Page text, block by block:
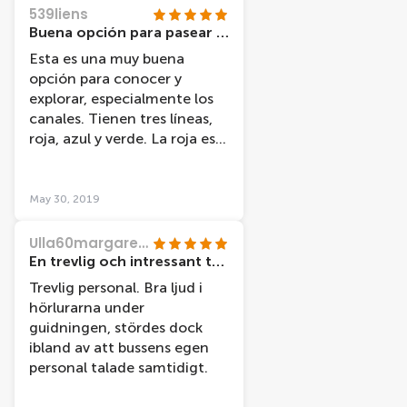
etc. Muy recomendable¡¡¡
539liens
Buena opción para pasear por lo canales!
Esta es una muy buena
opción para conocer y
explorar, especialmente los
canales. Tienen tres líneas,
roja, azul y verde. La roja es
sólo tuvimos tiempo para los
relajante. Creo es la mejor
manera de recorrer los
canales. Los botes son
cómodos, el servicio de
audio guía funciona muy
bien y el personal es súper
amable. La aplicación, que
en mi opinión es una
May 30, 2019
Ulla60margareta
En trevlig och intressant tur.
Trevlig personal. Bra ljud i
hörlurarna under
guidningen, stördes dock
ibland av att bussens egen
personal talade samtidigt.